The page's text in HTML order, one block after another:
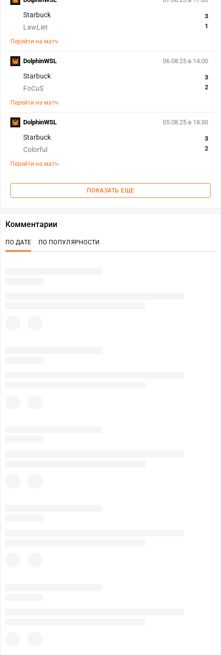
Starbuck
LawLiet
3
1
Перейти на матч
06.08.25 в 14:00
Starbuck
FoCuS
3
2
Перейти на матч
DolphinWSL
05.08.25 в 18:30
Starbuck
Colorful
3
2
Перейти на матч
DolphinWSL
ПОКАЗАТЬ ЕЩЕ
Комментарии
ПО ДАТЕ ПО ПОПУЛЯРНОСТИ